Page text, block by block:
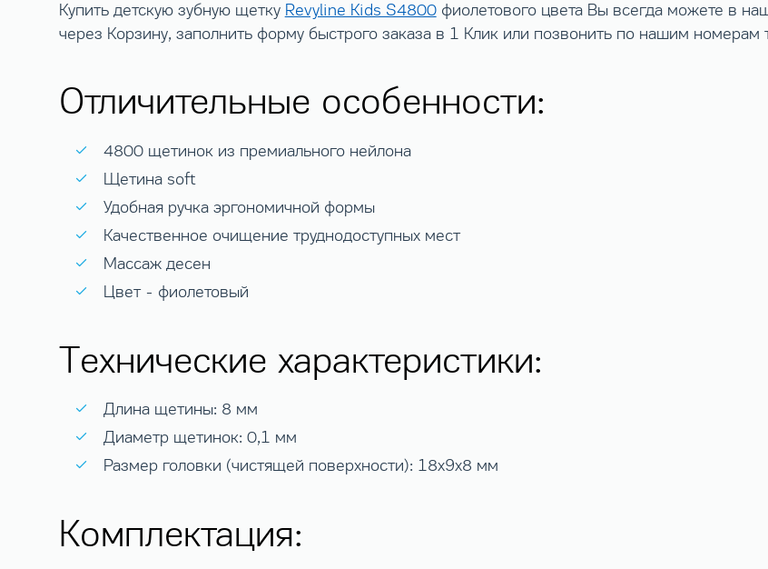
Купить детскую зубную щетку Revyline Kids S4800фиолетового цвета Вы всегда можете в
через Корзину, заполнить форму быстрого заказа в 1 Клик или позвонить по нашим номерам
Отличительные особенности:
4800 щетинок из премиального нейлона
Щетина soft
Удобная ручка эргономичной формы
Качественное очищение труднодоступных мест
Массаж десен
Цвет - фиолетовый
Технические характеристики:
Длина щетины: 8 мм
Диаметр щетинок: 0,1 мм
Размер головки (чистящей поверхности): 18х9х8 мм
Комплектация: